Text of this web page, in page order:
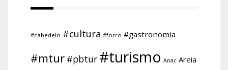
#cabedelo #cultura #forro #gastronomia
#mtur #pbtur #turismo Anac Areia